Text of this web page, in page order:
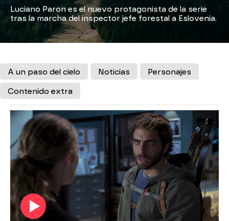
Luciano Paron es el nuevo protagonista de la serie
tras la marcha del inspector jefe forestal a Eslovenia.
A un paso del cielo Noticias Personajes
Contenido extra